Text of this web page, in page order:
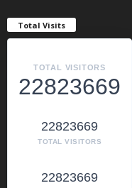
Total Visits
TOTAL VISITORS
22823669
22823669
TOTAL VISITORS
22823669